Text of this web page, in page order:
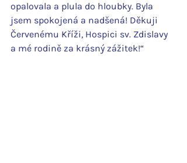
opalovala a plula do hloubky. Byla
jsem spokojená a nadšená! Děkuji
Červenému Kříži, Hospici sv. Zdislavy
a mé rodině za krásný zážitek!“